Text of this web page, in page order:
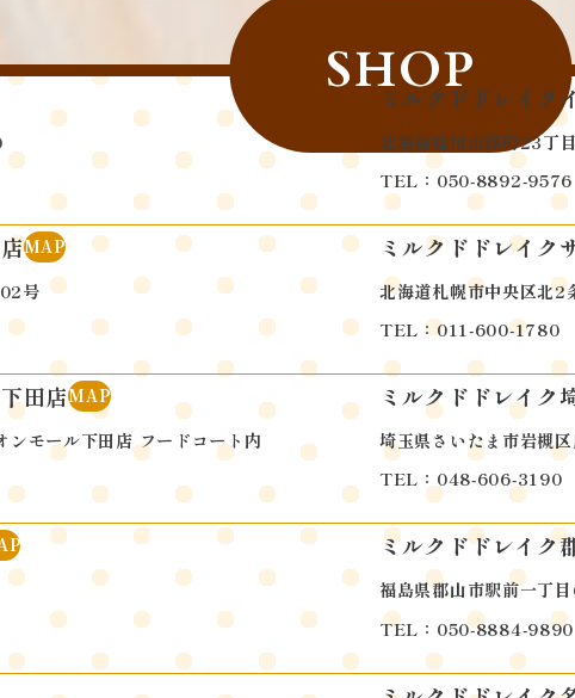
SHOP
ミルクドドレイク
北海道旭川市緑町23丁
TEL：050-8892-9576
MAP
号
ミルクドドレイク
北海道札幌市中央区北2
TEL：011-600-1780
田店MAP
ンモール下田店 フードコート内
ミルクドドレイク
埼玉県さいたま市岩槻
TEL：048-606-3190
ミルクドドレイク
福島県郡山市駅前一丁
TEL：050-8884-9890